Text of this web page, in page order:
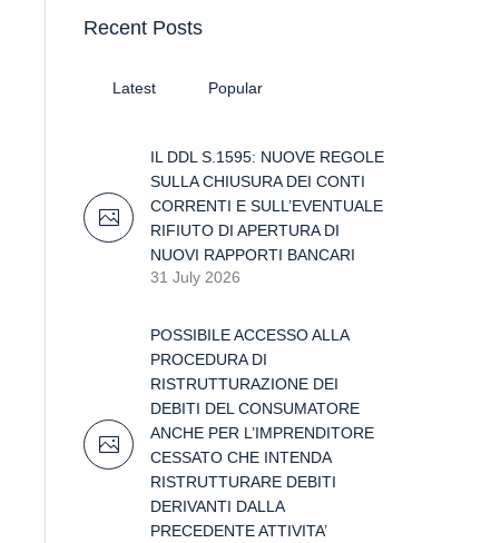
Recent Posts
Latest Popular
IL DDL S.1595: NUOVE REGOLE
SULLA CHIUSURA DEI CONTI
CORRENTI E SULL’EVENTUALE
RIFIUTO DI APERTURA DI
NUOVI RAPPORTI BANCARI
31 July 2026
POSSIBILE ACCESSO ALLA
PROCEDURA DI
RISTRUTTURAZIONE DEI
DEBITI DEL CONSUMATORE
ANCHE PER L’IMPRENDITORE
CESSATO CHE INTENDA
RISTRUTTURARE DEBITI
DERIVANTI DALLA
PRECEDENTE ATTIVITA’